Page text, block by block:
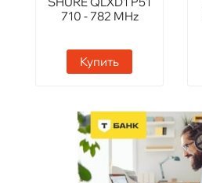
710 - 782 MHz
Купить